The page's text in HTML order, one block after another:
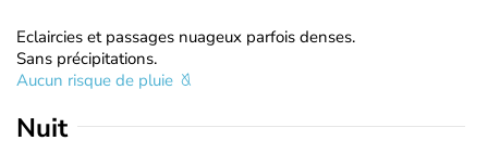
Eclaircies et passages nuageux parfois denses.
Sans précipitations.
Aucun risque de pluie
Nuit